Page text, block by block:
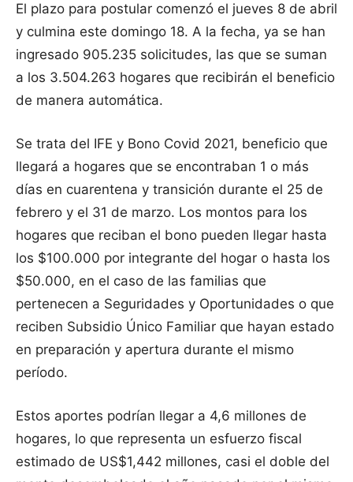
El plazo para postular comenzó el jueves 8 de abril
y culmina este domingo 18. A la fecha, ya se han
ingresado 905.235 solicitudes, las que se suman
a los 3.504.263 hogares que recibirán el beneficio
de manera automática.
Se trata del IFE y Bono Covid 2021, beneficio que
llegará a hogares que se encontraban 1 o más
días en cuarentena y transición durante el 25 de
febrero y el 31 de marzo. Los montos para los
hogares que reciban el bono pueden llegar hasta
los $100.000 por integrante del hogar o hasta los
$50.000, en el caso de las familias que
pertenecen a Seguridades y Oportunidades o que
reciben Subsidio Único Familiar que hayan estado
en preparación y apertura durante el mismo
período.
Estos aportes podrían llegar a 4,6 millones de
hogares, lo que representa un esfuerzo fiscal
estimado de US$1,442 millones, casi el doble del